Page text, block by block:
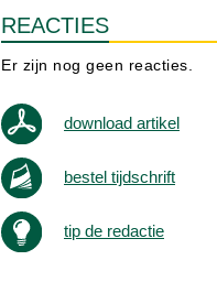
REACTIES
Er zijn nog geen reacties.
download artikel
bestel tijdschrift
tip de redactie